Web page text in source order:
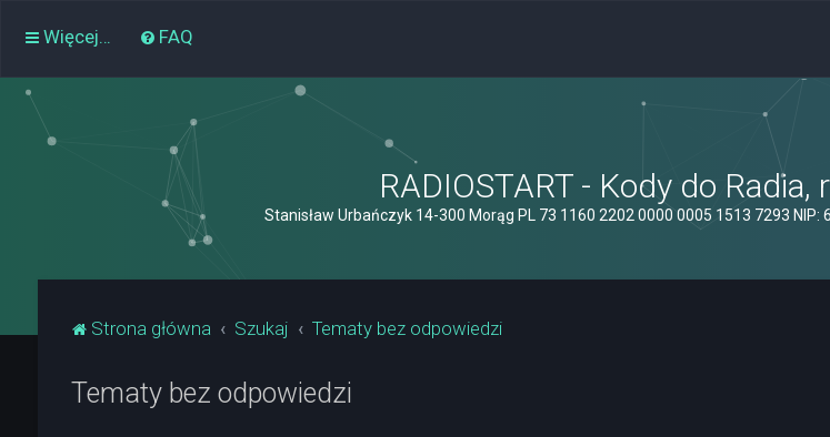
Więcej… FAQ
RADIOSTART - Kody do
Stanisław Urbańczyk 14-300 Morąg PL 73 1160 2202 0000 0005 1513 7293
Strona główna Szukaj Tematy bez odpowiedzi
Tematy bez odpowiedzi